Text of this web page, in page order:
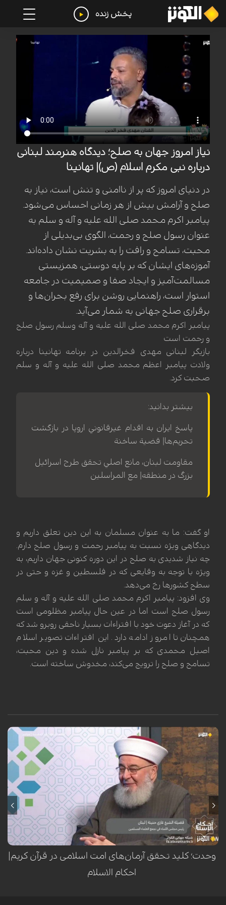
پخش زنده
نیاز امروز جهان به صلح؛ دیدگاه هنرمند لبنانی
درباره نبی مکرم اسلام (ص)| تهانینا
در دنیای امروز که پر از ناامنی و تنش است، نیاز به
صلح و آرامش بیش از هر زمانی احساس می‌شود.
پیامبر اکرم محمد صلی الله علیه و آله و سلم به
عنوان رسول صلح و رحمت، الگوی بی‌بدیلی از
محبت، تسامح و رافت را به بشریت نشان داده‌اند.
آموزه‌های ایشان که بر پایه دوستی، همزیستی
مسالمت‌آمیز و ایجاد صفا و صمیمیت در جامعه
استوار است، راهنمایی روشن برای رفع بحران‌ها و
برقراری صلح جهانی به شمار می‌آید.
پیامبر اکرم محمد صلی الله علیه و آله وسلم رسول صلح
و رحمت است
بازیگر لبنانی مهدی فخرالدین در برنامه تهانینا درباره
ولادت پیامبر اعظم محمد صلی الله علیه و آله و سلم
صحبت کرد.
بیشتر بدانید:
پاسخ ايران به اقدام غيرقانوني اروپا در بازگشت
تحريم‌ها| قضية ساخنة
مقاومت لبنان، مانع اصلي تحقق طرح اسرائيل
بزرگ در منطقه| مع المراسلين
او گفت: ما به عنوان مسلمان به این دین تعلق داریم و
دیدگاهی ویژه نسبت به پیامبر رحمت و رسول صلح دارم.
چه نیاز شدیدی به صلح در این دوره کنونی جهان داریم، به
ویژه با توجه به وقایعی که در فلسطین و غزه و حتی در
سطح کشورها رخ می‌دهد.
وی افزود: پیامبر اکرم محمد صلی الله علیه و آله و سلم
رسول صلح است اما در عین حال پیامبر مظلومی است
که در آغاز دعوت خود با افتراءات بسیار ناحقی روبرو شد که
همچنان تا امروز ادامه دارد. این افتراءات تصویر اسلام
اصیل محمدی که بر پیامبر نازل شده و دین محبت،
تسامح و صلح را ترویج می‌کند، مخدوش ساخته است.
وحدت در قرآن کریم به عنوان یکی از اصول بنیادین دین اسلام مطرح است که
بر اساس برادری و پیوند دینی، مؤمنان را به یکدیگر مرتبط می‌کند. در دیدگاه
شیخ غازی حنینه، رئیس مجلس امنا در تجمع علمای مسلمان، وحدت تنها به
معنای یگانگی ظاهری نیست بلکه ریشه در توحید و اطاعت از اولی‌الامر دارد که
پیامد آن اتحاد حقیقی و صمیمانه میان مسلمانان است. قرآن به روشنی از
برادری مؤمنان یاد می‌کند و این برادری مانند یک خانواده و بدنی واحد، ارزش
والایی دارد که باید در تمام ابعاد زندگی فردی و اجتماعی مسلمانان جاری باشد.
وحدت؛ کلید تحقق آرمان‌های امت اسلامی در قرآن کریم|
احکام الاسلام